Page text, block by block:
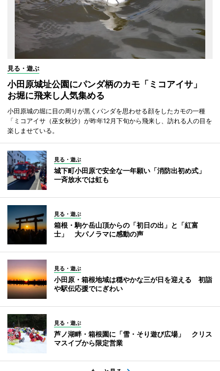
見る・遊ぶ
小田原城址公園にパンダ柄のカモ「ミコアイサ」
お堀に飛来し人気集める
小田原城の堀に目の周りが黒くパンダを思わせる顔をしたカモの一種
「ミコアイサ（巫女秋沙）が昨年12月下旬から飛来し、訪れる人の目を
楽しませている。
見る・遊ぶ
城下町小田原で安全な一年願い「消防出初め式」
一斉放水では虹も
見る・遊ぶ
箱根・駒ケ岳山頂からの「初日の出」と「紅富
士」 大パノラマに感動の声
見る・遊ぶ
小田原・箱根地域は穏やかな三が日を迎える 初詣
や駅伝応援でにぎわい
見る・遊ぶ
芦ノ湖畔・箱根園に「雪・そり遊び広場」 クリス
マスイブから限定営業